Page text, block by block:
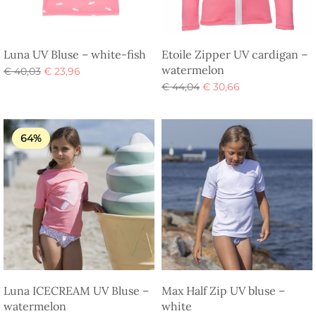
Luna UV Bluse – white-fish
€40,03 Den
€ 40,03.
€ 23,96
€ 23,96.
Etoile Zipper UV cardigan –
watermelon
€44,04 Den
pris var:
€ 44,04.
€ 30,66
pris er:
€ 30,66.
64%
Luna ICECREAM UV Bluse –
watermelon
Max Half Zip UV bluse –
white